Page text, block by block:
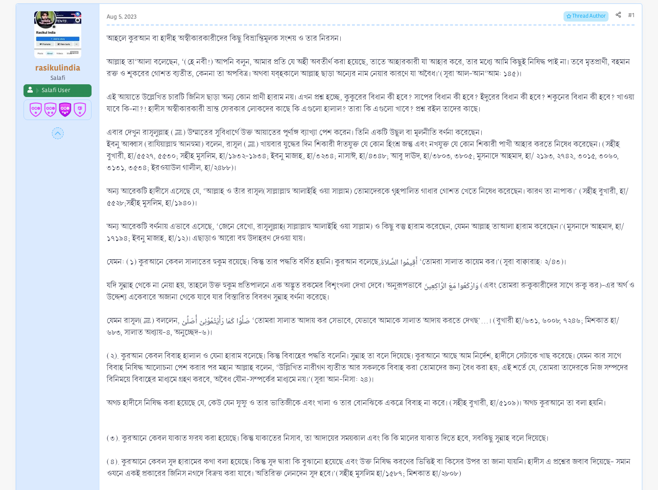
r
t
e
rasikulindia
Salafi
Salafi User
Aug 5, 2023 Thread Author #1
আহলে কুরআন বা হাদীহ অস্বীকারকারীদের কিছু বিভ্রান্তিমূলক সংশয় ও তার নিরসন।
আল্লাহ তা‘আলা বলেছেন, ‘(হে নবী!) আপনি বলুন, আমার প্রতি যে অহী অবতীর্ণ করা হয়েছে, তাতে আহারকারী যা আহার করে, তার মধ্যে আমি কিছুই নিষিদ্ধ পাই না। তবে মৃতপ্রাণী, বহমান
রক্ত ও শূকরের গোশত ব্যতীত, কেননা তা অপবিত্র। অথবা যব্হকালে আল্লাহ ছাড়া অন্যের নাম নেয়ার কারণে যা অবৈধ।’(সূরা আল-আন‘আম: ১৪৫)।
এই আয়াতে উল্লেখিত চারটি জিনিস ছাড়া অন্য কোন প্রাণী হারাম নয়। এখন প্রশ্ন হচ্ছে, কুকুরের বিধান কী হবে? সাপের বিধান কী হবে? ইঁদুরের বিধান কী হবে? শকুনের বিধান কী হবে? খাওয়া
যাবে কি-না?! হাদীস অস্বীকারকারী ভ্রান্ত ফেরকার লোকদের কাছে কি এগুলো হালাল? তারা কি এগুলো খাবে? প্রশ্ন রইল তাদের কাছে।
এবার দেখুন রাসূলুল্লাহ (ﷺ) উম্মাতের সুবিধার্থে উক্ত আয়াতের পূর্ণাঙ্গ ব্যাখ্যা পেশ করেন। তিনি একটি উছূল বা মূলনীতি বর্ণনা করেছেন।
ইবনু আব্বাস (রাযিয়াল্লাহু আনহুমা) বলেন, রাসূল (ﷺ) খায়বার যুদ্ধের দিন শিকারী দাঁতযুক্ত যে কোন হিংশ্র জন্তু এবং নখযুক্ত যে কোন শিকারী পাখী আহার করতে নিষেধ করেছেন। (সহীহ
বুখারী, হা/৫৫২৭, ৫৫৩০; সহীহ মুসলিম, হা/১৯৩২-১৯৩৪; ইবনু মাজাহ, হা/৩২৩৪; নাসাঈ, হা/৪৩৪৮; আবু দাঊদ, হা/৩৮০৩, ৩৮০৫; মুসনাদে আহমাদ, হা/ ২১৯৩, ২৭৪২, ৩০১৫, ৩০৬০,
৩১৩১, ৩৫৩৪; ইরওয়াউল গালীল, হা/২৪৮৮)।
অন্য আরেকটি হাদীসে এসেছে যে, ‘আল্লাহ ও তাঁর রাসূল(সাল্লাল্লাহু আলাইহি ওয়া সাল্লাম) তোমাদেরকে গৃহপালিত গাধার গোশত খেতে নিষেধ করেছেন। কারণ তা নাপাক।’ (সহীহ বুখারী, হা/
৫৫২৮;সহীহ মুসলিম, হা/১৯৪০)।
অন্য আরেকটি বর্ণনায় এভাবে এসেছে, ‘জেনে রেখো, রাসূলুল্লাহ(সাল্লাল্লাহু আলাইহি ওয়া সাল্লাম) ও কিছু বস্তু হারাম করেছেন, যেমন আল্লাহ তাআলা হারাম করেছেন।’(মুসনাদে আহমাদ, হা/
১৭১৯৪; ইবনু মাজাহ, হা/১২)। এছাড়াও আরো বহু উদাহরণ দেওয়া যায়।
যেমন: (১) কুরআনে কেবল সালাতের হুকুম রয়েছে। কিন্তু তার পদ্ধতি বর্ণিত হয়নি। কুরআন বলেছে,أَقِيمُوا الصَّلاَةَ ‘তোমরা সালাত কায়েম কর।’(সূরা বাক্বারাহ: ২/৪৩)।
যদি সুন্নাহ থেকে না নেয়া হয়, তাহলে উক্ত হুকুম প্রতিপালনে এক অদ্ভূত রকমের বিশৃংখলা দেখা দেবে। অনুরূপভাবে وَارْكَعُوا مَعَ الرَّاكِعِينَ (এবং তোমরা রুকূকারীদের সাথে রুকূ কর)-এর অর্থ ও
উদ্দেশ্য একেবারে অজানা থেকে যাবে যার বিস্তারিত বিবরণ সুন্নাহ বর্ণনা করেছে।
যেমন রাসূল(ﷺ) বললেন, صَلُّوْا كَمَا رَأَيْتُمُوْنِىْ أُصَلِّىْ ‘তোমরা সালাত আদায় কর সেভাবে, যেভাবে আমাকে সালাত আদায় করতে দেখছ’...। (বুখারী হা/৬৩১, ৬০০৮, ৭২৪৬; মিশকাত হা/
৬৮৩, সালাত অধ্যায়-৪, অনুচ্ছেদ-৬)।
(২). কুরআন কেবল বিবাহ হালাল ও যেনা হারাম বলেছে। কিন্তু বিবাহের পদ্ধতি বলেনি। সুন্নাহ তা বলে দিয়েছে। কুরআনে আছে আম নির্দেশ, হাদীসে সেটাকে খাছ করেছে। যেমন কার সাথে
বিবাহ নিষিদ্ধ আলোচনা পেশ করার পর মহান আল্লাহ বলেন, ‘উল্লিখিত নারীগণ ব্যতীত আর সকলকে বিবাহ করা তোমাদের জন্য বৈধ করা হয়; এই শর্তে যে, তোমরা তাদেরকে নিজ সম্পদের
বিনিময়ে বিবাহের মাধ্যমে গ্রহণ করবে, অবৈধ যৌন-সম্পর্কের মাধ্যমে নয়।’(সূরা আন-নিসা: ২৪)।
অথচ হাদীসে নিষিদ্ধ করা হয়েছে যে, কেউ যেন ফুফু ও তার ভাতিজীকে এবং খালা ও তার বোনঝিকে একত্রে বিবাহ না করে। (সহীহ বুখারী, হা/৫১০৯)। অথচ কুরআনে তা বলা হয়নি।
(৩). কুরআনে কেবল যাকাত ফরয করা হয়েছে। কিন্তু যাকাতের নিসাব, তা আদায়ের সময়কাল এবং কি কি মালের যাকাত দিতে হবে, সবকিছু সুন্নাহ বলে দিয়েছে।
(৪). কুরআনে কেবল সূদ হারামের কথা বলা হয়েছে। কিন্তু সূদ দ্বারা কি বুঝানো হয়েছে এবং উক্ত নিষিদ্ধ করণের ভিত্তিই বা কিসের উপর তা জানা যায়নি। হাদীস এ প্রশ্নের জবাব দিয়েছে- সমান
ওযনে একই প্রকারের জিনিস নগদে বিক্রয় করা যাবে। অতিরিক্ত লেনদেন সূদ হবে।’(সহীহ মুসলিম হা/১৫৮৭; মিশকাত হা/২৮০৮)